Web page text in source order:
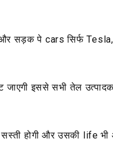
सड़क पे cars सिर्फ
इससे सभी तेल
सस्ती होगी और उसकी life